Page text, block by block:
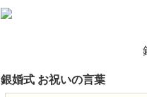
銀婚式 お祝いの言葉